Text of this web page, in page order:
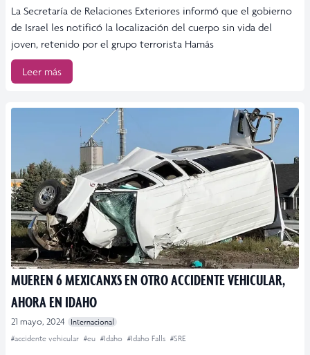
La Secretaría de Relaciones Exteriores informó que el gobierno
de Israel les notificó la localización del cuerpo sin vida del
joven, retenido por el grupo terrorista Hamás
Leer más
MUEREN 6 MEXICANXS EN OTRO ACCIDENTE VEHICULAR,
AHORA EN IDAHO
21 mayo, 2024
Internacional
#accidente vehicular #eu #Idaho #Idaho Falls #SRE